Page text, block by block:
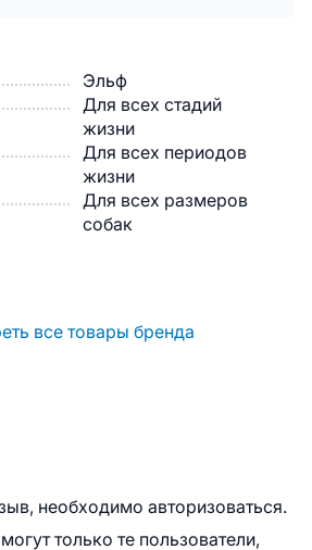
Эльф
Для всех стадий
жизни
Для всех периодов
жизни
Для всех размеров
собак
все товары бренда
необходимо авторизоваться.
только те пользователи,